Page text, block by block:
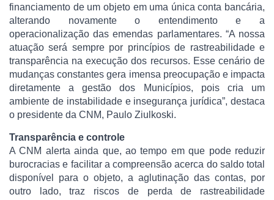
financiamento de um objeto em uma única conta bancária,
alterando novamente o entendimento e a
operacionalização das emendas parlamentares. “A nossa
atuação será sempre por princípios de rastreabilidade e
transparência na execução dos recursos. Esse cenário de
mudanças constantes gera imensa preocupação e impacta
diretamente a gestão dos Municípios, pois cria um
ambiente de instabilidade e insegurança jurídica”, destaca
o presidente da CNM, Paulo Ziulkoski.
Transparência e controle
A CNM alerta ainda que, ao tempo em que pode reduzir
burocracias e facilitar a compreensão acerca do saldo total
disponível para o objeto, a aglutinação das contas, por
outro lado, traz riscos de perda de rastreabilidade